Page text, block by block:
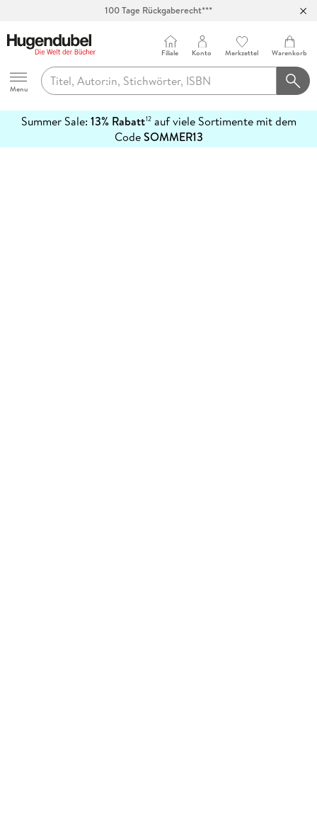
100 Tage Rückgaberecht***
Hugendubel
Menu
Filiale Konto Merkzettel Warenkorb
Summer Sale: 13% Rabatt12auf viele Sortimente mit dem
CodeSOMMER13
erfahren